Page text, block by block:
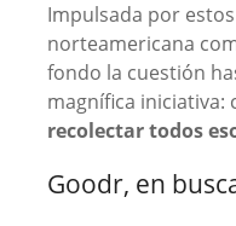
Impulsada por
norteamericana
fondo la cuestión
magnífica iniciativa:
recolectar todos
Goodr, en